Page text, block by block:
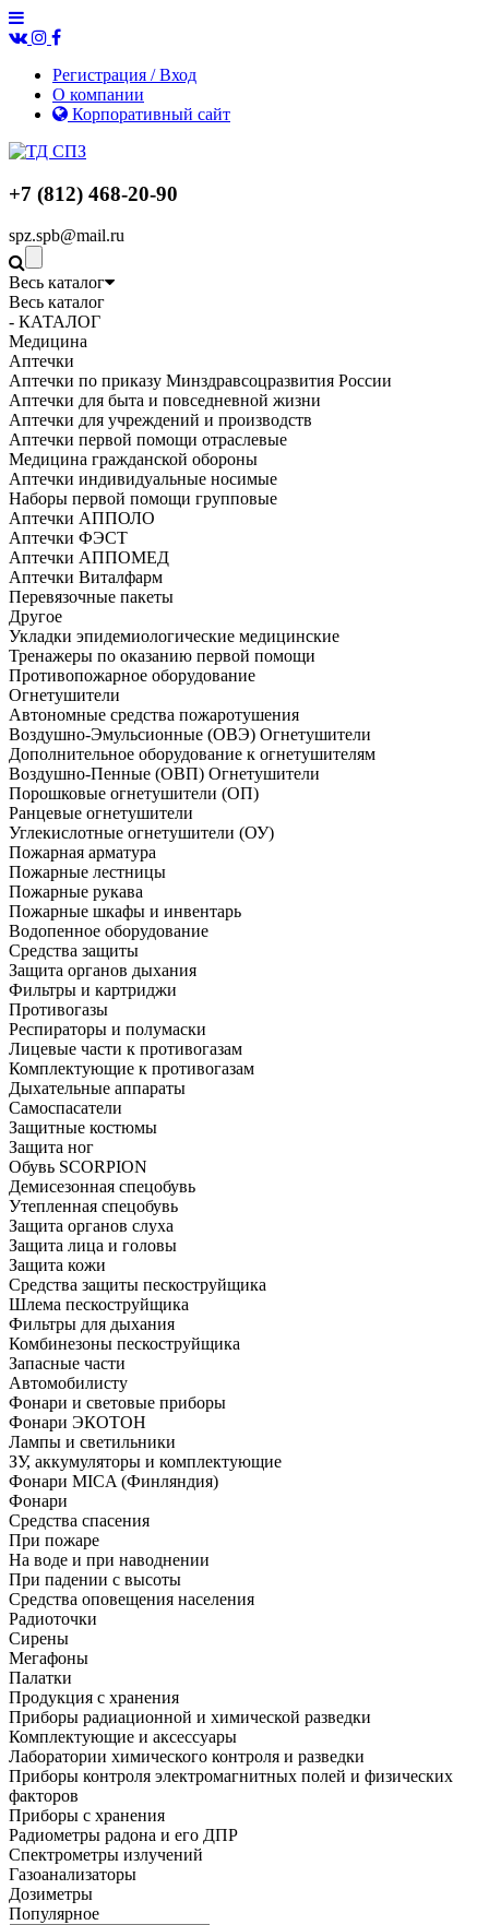
Регистрация / Вход
О компании
Корпоративный сайт
+7 (812) 468-20-90
spz.spb@mail.ru
Весь каталог
Весь каталог
- КАТАЛОГ
Медицина
Аптечки
Аптечки по приказу Минздравсоцразвития России
Аптечки для быта и повседневной жизни
Аптечки для учреждений и производств
Аптечки первой помощи отраслевые
Медицина гражданской обороны
Аптечки индивидуальные носимые
Наборы первой помощи групповые
Аптечки АППОЛО
Аптечки ФЭСТ
Аптечки АППОМЕД
Аптечки Виталфарм
Перевязочные пакеты
Другое
Укладки эпидемиологические медицинские
Тренажеры по оказанию первой помощи
Противопожарное оборудование
Огнетушители
Автономные средства пожаротушения
Воздушно-Эмульсионные (ОВЭ) Огнетушители
Дополнительное оборудование к огнетушителям
Воздушно-Пенные (ОВП) Огнетушители
Порошковые огнетушители (ОП)
Ранцевые огнетушители
Углекислотные огнетушители (ОУ)
Пожарная арматура
Пожарные лестницы
Пожарные рукава
Пожарные шкафы и инвентарь
Водопенное оборудование
Средства защиты
Защита органов дыхания
Фильтры и картриджи
Противогазы
Респираторы и полумаски
Лицевые части к противогазам
Комплектующие к противогазам
Дыхательные аппараты
Самоспасатели
Защитные костюмы
Защита ног
Обувь SCORPION
Демисезонная спецобувь
Утепленная спецобувь
Защита органов слуха
Защита лица и головы
Защита кожи
Средства защиты пескоструйщика
Шлема пескоструйщика
Фильтры для дыхания
Комбинезоны пескоструйщика
Запасные части
Автомобилисту
Фонари и световые приборы
Фонари ЭКОТОН
Лампы и светильники
ЗУ, аккумуляторы и комплектующие
Фонари MICA (Финляндия)
Фонари
Средства спасения
При пожаре
На воде и при наводнении
При падении с высоты
Средства оповещения населения
Радиоточки
Сирены
Мегафоны
Палатки
Продукция с хранения
Приборы радиационной и химической разведки
Комплектующие и аксессуары
Лаборатории химического контроля и разведки
Приборы контроля электромагнитных полей и физических
факторов
Приборы с хранения
Радиометры радона и его ДПР
Спектрометры излучений
Газоанализаторы
Дозиметры
Популярное